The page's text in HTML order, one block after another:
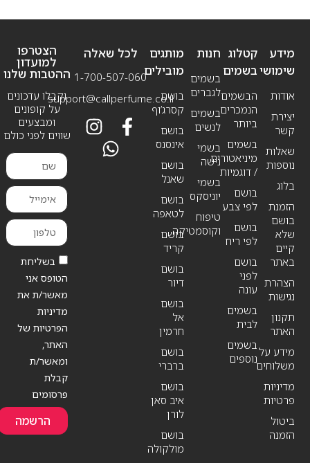
מידע
שימושי
אודות
יצירת
קשר
שאלות
נוספות
בלוג
הזמנת
בושם
שלא
קיים
באתר
הצהרת
נגישות
תקנון
האתר
מידע על
משלוחים
מדיניות
פרטיות
ביטול
הזמנה
חנות
בשמים
לגברים
בשמים
לנשים
בשמי
נישה
בשמי
יוניסקס
טיפוח
וקוסמטיקה
קטלוג
בשמים
הבשמים
הנמכרים
ביותר
בשמים
מיניאטורים
/ דוגמיות
בושם
לפי צבע
בושם
לפי ריח
בושם
לפני
עונה
בשמים
לבית
בשמים
נוספים
מותגים
מובילים
בושם
קסרג’וף
בושם
אינסנס
בושם
שאנל
בושם
לטאפה
בושם
קריד
בושם
דיור
בושם
אל
חרמין
בושם
ברברי
בושם
איב סאן
לורן
בושם
מולקולה
לכל שאלה
1-700-507-060
support@callperfume.co.il
הצטרפו
למועדון
ההטבות שלנו
וקבלו עדכונים
על קופונים
ומבצעים
שווים לפני כולם
בשליחת
הטופס אני
מאשר/ת את
מדיניות
הפרטיות של
האתר,
ומאשר/ת
קבלת
פרסומים
הרשמה